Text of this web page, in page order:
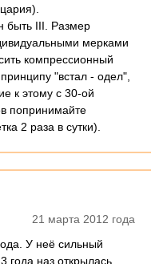
быть III. Размер
мерками
компрессионный
"встал - одел",
к этому с 30-ой
попринимайте
2 раза в сутки).
21 марта 2012 года
У неё сильный
года наз открылась